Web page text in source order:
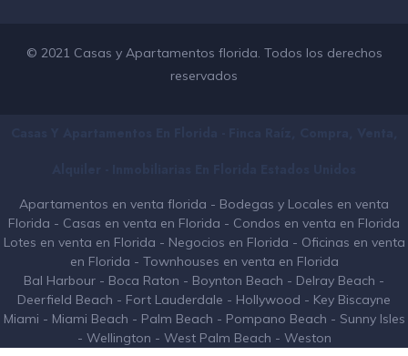
© 2021 Casas y Apartamentos florida. Todos los derechos
reservados
Apartamentos en venta florida - Bodegas y Locales en venta
Florida - Casas en venta en Florida - Condos en venta en Florida
Lotes en venta en Florida - Negocios en Florida - Oficinas en venta
en Florida - Townhouses en venta en Florida
Bal Harbour - Boca Raton - Boynton Beach - Delray Beach -
Deerfield Beach - Fort Lauderdale - Hollywood - Key Biscayne
Miami - Miami Beach - Palm Beach - Pompano Beach - Sunny Isles
- Wellington - West Palm Beach - Weston